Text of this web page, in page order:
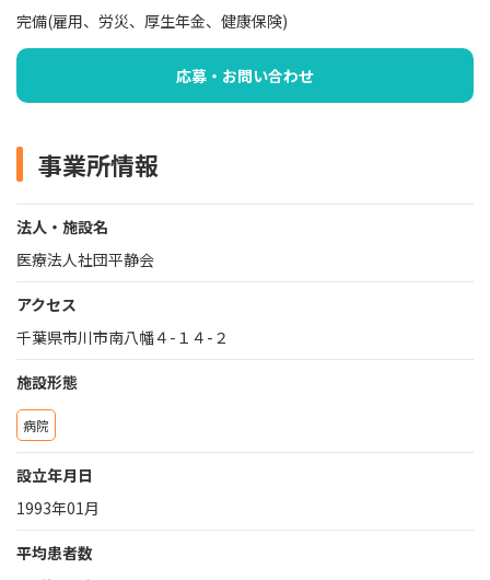
完備(雇用、労災、厚生年金、健康保険)
応募・お問い合わせ
事業所情報
法人・施設名
医療法人社団平静会
アクセス
千葉県市川市南八幡４-１４-２
施設形態
病院
設立年月日
1993年01月
平均患者数